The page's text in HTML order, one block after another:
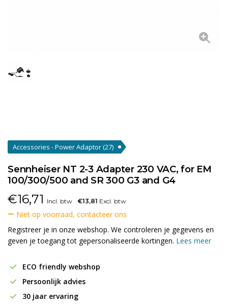
Accessories - Power Adaptor(27)
Sennheiser NT 2-3 Adapter 230 VAC, for EM
100/300/500 and SR 300 G3 and G4
€16,71 Incl. btw €13,81 Excl. btw
Niet op voorraad, contacteer ons
Registreer je in onze webshop. We controleren je gegevens en
geven je toegang tot gepersonaliseerde kortingen. Lees meer
ECO friendly webshop
Persoonlijk advies
30 jaar ervaring